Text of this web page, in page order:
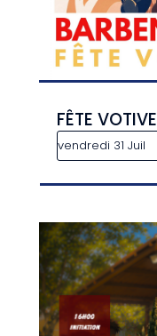
FÊTE VOTIVE
vendredi 31 Juil